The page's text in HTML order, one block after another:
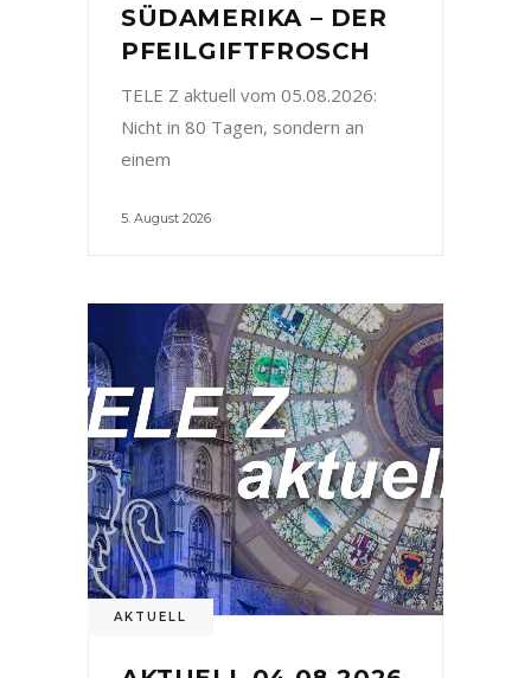
SÜDAMERIKA – DER
PFEILGIFTFROSCH
TELE Z aktuell vom 05.08.2026:
Nicht in 80 Tagen, sondern an
einem
5. August 2026
AKTUELL